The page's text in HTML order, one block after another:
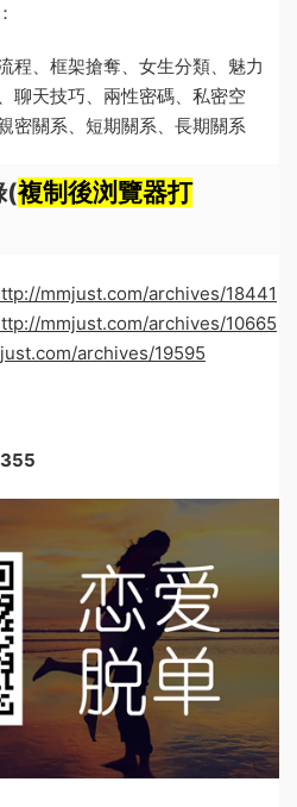
：
程、框架搶奪、女生分類、魅力
聊天技巧、兩性密碼、私密空
密關系、短期關系、長期關系
(複制後浏覽器打
mmjust.com/archives/18441
mmjust.com/archives/10665
archives/19595